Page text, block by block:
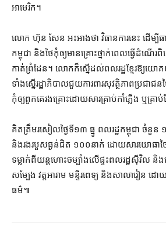
អាមេរិក។
លោក ហ៊ុន សែន អះអាង​ថា វិធានការ​នេះ ដើម្បី​ធ
កម្ពុជា និង​ថៃ​កុំ​ឲ្យ​មាន​គ្រោះថ្នាក់​ពេល​ធ្វើ​ដំណើរ​
កាត់​ព្រំដែន។ លោក​ក៏​ស្នើ​ដល់​ពលរដ្ឋ​ខ្មែរ​ឱ្យ​យ
ទាំង​ស្នើ​រដ្ឋាភិបាល​ជួយ​ការពារ​សុវត្ថិភាព​ប្រជា
កុំ​ឲ្យ​ពួកគេ​រងគ្រោះ​ដោយសារ​គ្រាប់កាំភ្លើង ឬ​គ្រ
គិត​ត្រឹម​រសៀល​ថ្ងៃទី​១៣ ធ្នូ ពលរដ្ឋ​កម្ពុជា ចំនួន
និង​រងរបួស​ធ្ងន់​ជិត ១០០​នាក់ ដោយសារ​យោធា​ថៃ​
ទម្លាក់​ពី​យន្តហោះ​ចម្បាំង​លើ​ផ្ទះ​ពលរដ្ឋ​ស៊ីវិល និង​ហេ
សម្បែង វត្ត​អារាម មន្ទីរពេទ្យ និង​សាលារៀន
ធម៌៕